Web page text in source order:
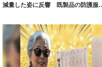
減量した姿に反響 既製品の防護服